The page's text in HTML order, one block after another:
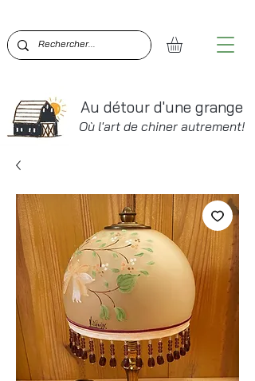
Au détour d'une grange
Où l'art de chiner autrement!